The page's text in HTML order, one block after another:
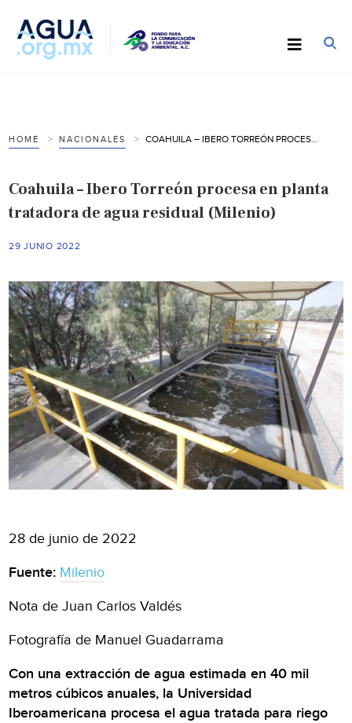
HOME NACIONALES
Coahuila – Ibero Torreón procesa en planta
tratadora de agua residual (Milenio)
29 JUNIO 2022
28 de junio de 2022
Fuente: Milenio
Nota de Juan Carlos Valdés
Fotografía de Manuel Guadarrama
Con una extracción de agua estimada en 40 mil
metros cúbicos anuales, la Universidad
Iberoamericana procesa el agua tratada para riego